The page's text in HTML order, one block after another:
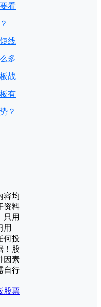
看
线
多
战
有
？
容均
资料
只用
用
何投
！股
因素
自行
股票